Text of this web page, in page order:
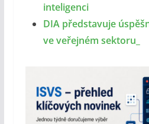
inteligenci
DIA představuje
ve veřejném sektoru_